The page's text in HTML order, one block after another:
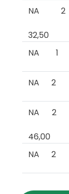
NA 2
32,50
NA
1
NA 2
NA 2
46,00
NA
2